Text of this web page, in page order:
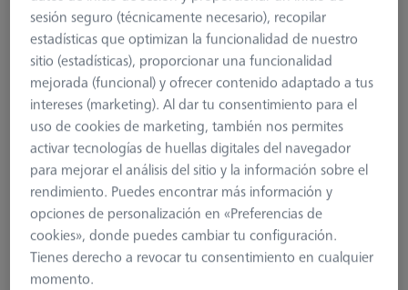
ESPUMAS Y POLYMORPH
Polimorfo natur 500g
000000-0652-795
sesión seguro (técnicamente necesario), recopilar
estadísticas que optimizan la funcionalidad de nuestro
sitio (estadísticas), proporcionar una funcionalidad
mejorada (funcional) y ofrecer contenido adaptado a tus
intereses (marketing). Al dar tu consentimiento para el
uso de cookies de marketing, también nos permites
activar tecnologías de huellas digitales del navegador
para mejorar el análisis del sitio y la información sobre el
rendimiento. Puedes encontrar más información y
opciones de personalización en «Preferencias de
cookies», donde puedes cambiar tu configuración.
Tienes derecho a revocar tu consentimiento en cualquier
momento.